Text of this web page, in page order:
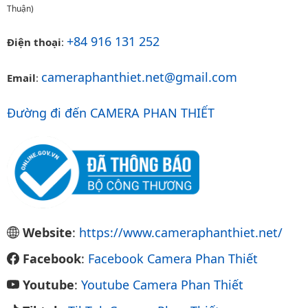
Thuận)
Điện thoại: +84 916 131 252
Email: cameraphanthiet.net@gmail.com
Đường đi đến CAMERA PHAN THIẾT
Website: https://www.cameraphanthiet.net/
Facebook: Facebook Camera Phan Thiết
Youtube: Youtube Camera Phan Thiết